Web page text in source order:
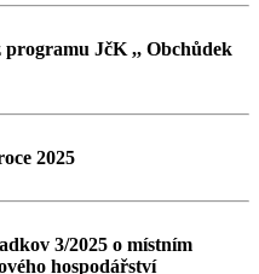
programu JčK ,, Obchůdek
2025
3/2025 o místním
hospodářství